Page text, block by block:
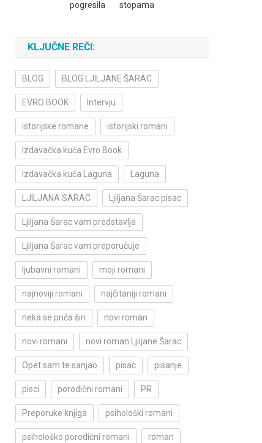
pogresila
stopama
KLJUČNE REČI:
BLOG BLOG LJILJANE ŠARAC
EVRO BOOK Intervju
istorijske romane istorijski romani
Izdavačka kuća Evro Book
Izdavačka kuća Laguna Laguna
LJILJANA SARAC Ljiljana Šarac pisac
Ljiljana Šarac vam predstavlja
Ljiljana Šarac vam preporučuje
ljubavni romani moji romani
najnoviji romani najčitaniji romani
neka se priča širi novi roman
novi romani novi roman Ljiljane Šarac
Opet sam te sanjao pisac pisanje
pisci porodični romani PR
Preporuke knjiga psihološki romani
psihološko porodični romani roman